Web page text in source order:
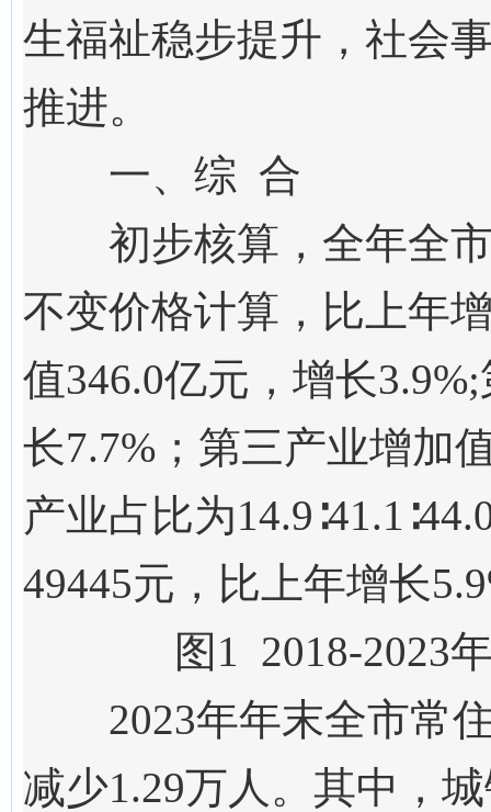
生福祉稳步提升，社会
推进。
一、综 合
初步核算，全年全
不变价格计算，比上年
值346.0亿元，增长3.9
长7.7%；第三产业增加
产业占比为
49445元，比上年增长5.9
图1 2018-2023
2023年年末全市常
减少1.29万人。其中，